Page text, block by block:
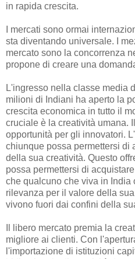
in rapida crescita.
I mercati sono ormai
sta diventando universale. I
mercato sono la concorrenza
propone di creare una
L'ingresso nella classe media
milioni di Indiani ha aperto la
crescita economica in tutto il
cruciale è la creatività umana.
opportunità per gli innovatori.
chiunque possa permettersi di
della sua creatività. Questo
possa permettersi di
che qualcuno che viva in India
rilevanza per il valore della
vivono fuori dai confini della
Il libero mercato premia la
migliore ai clienti. Con
l'importazione di istituzioni